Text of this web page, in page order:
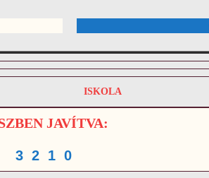
ISKOLA
JAVÍTVA:
3 2 1 0